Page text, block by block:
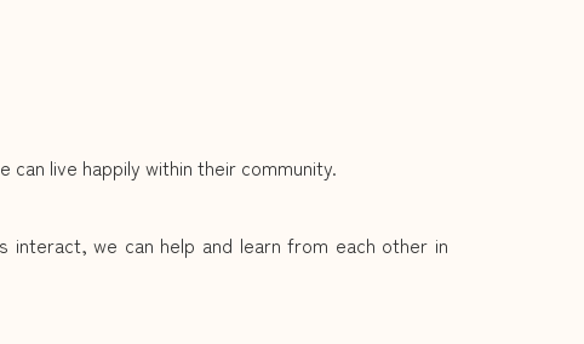
live happily within their community.
we can help and learn from each other in